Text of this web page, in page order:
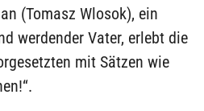
(Tomasz Wlosok), ein
werdender Vater, erlebt die
mit Sätzen wie